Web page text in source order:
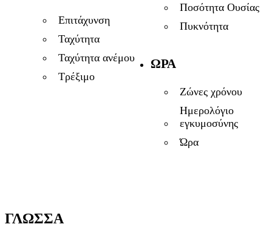
Επιτάχυνση
Ταχύτητα
Ταχύτητα ανέμου
Τρέξιμο
Ποσότητα Ουσίας
Πυκνότητα
ΏΡΑ
Ζώνες χρόνου
Ημερολόγιο
εγκυμοσύνης
Ώρα
ΓΛΏΣΣΑ